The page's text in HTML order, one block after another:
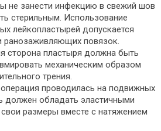
не занести инфекцию в свежий шов
стерильным. Использование
лейкопластырей допускается
ранозаживляющих повязок.
сторона пластыря должна быть
механическим образом
трения.
проводилась на подвижных
должен обладать эластичными
размеры вместе с натяжением